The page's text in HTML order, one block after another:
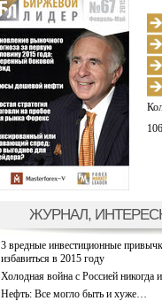
ЖУРНАЛ,
3 вредные инвестиционные
избавиться в 2015 году
Холодная война с Россией никогда
Нефть: Все могло быть и хуже…